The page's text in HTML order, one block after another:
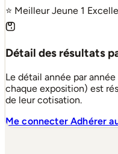
⭐ Meilleur Jeune 1
Détail des résultats
Le détail année par
chaque exposition) est
de leur cotisation.
Me connecterAdhérer